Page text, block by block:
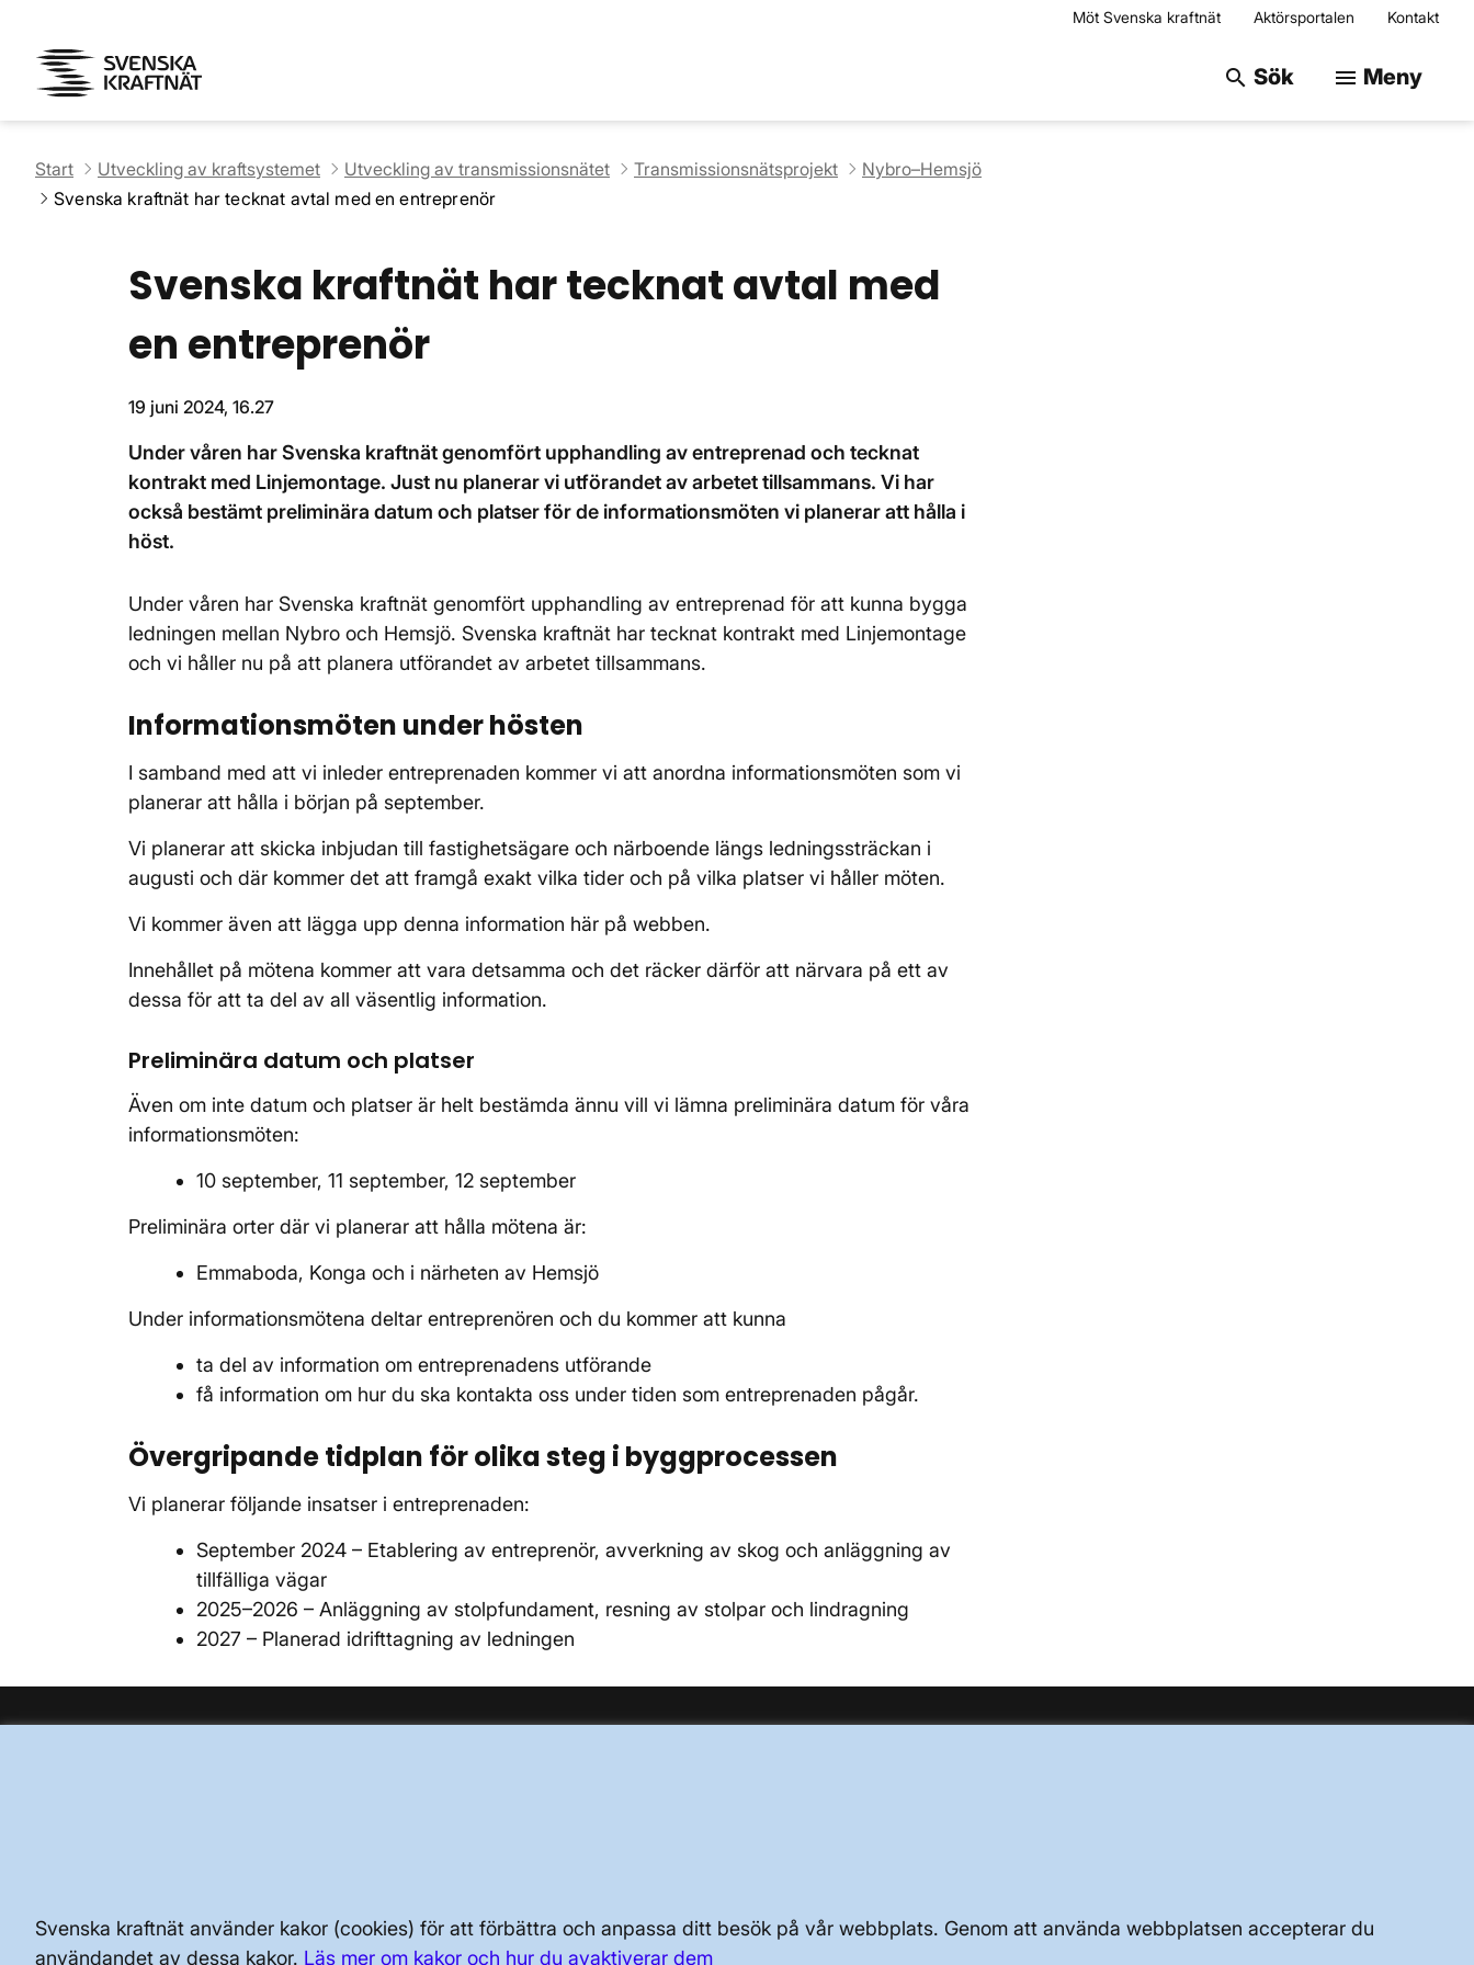
Möt Svenska kraftnät Aktörsportalen Kontakt
search Sök Sök på
menu Meny
Svenska kraftnät använder kakor (cookies) för att förbättra och anpassa ditt besök på vår webbplats. Genom att använda webbplatsen accepterar du
användandet av dessa kakor. Läs mer om kakor och hur du avaktiverar dem
Start Utveckling av kraftsystemet Utveckling av transmissionsnätet Transmissionsnätsprojekt
Nybro–Hemsjö
Svenska kraftnät har tecknat avtal med en entreprenör
Svenska kraftnät har tecknat avtal med
en entreprenör
19 juni 2024, 16.27
Under våren har Svenska kraftnät genomfört upphandling av entreprenad och tecknat
kontrakt med Linjemontage. Just nu planerar vi utförandet av arbetet tillsammans. Vi har
också bestämt preliminära datum och platser för de informationsmöten vi planerar att hålla i
höst.
Under våren har Svenska kraftnät genomfört upphandling av entreprenad för att kunna bygga
ledningen mellan Nybro och Hemsjö. Svenska kraftnät har tecknat kontrakt med Linjemontage
och vi håller nu på att planera utförandet av arbetet tillsammans.
Informationsmöten under hösten
I samband med att vi inleder entreprenaden kommer vi att anordna informationsmöten som vi
planerar att hålla i början på september.
Vi planerar att skicka inbjudan till fastighetsägare och närboende längs ledningssträckan i
augusti och där kommer det att framgå exakt vilka tider och på vilka platser vi håller möten.
Vi kommer även att lägga upp denna information här på webben.
Innehållet på mötena kommer att vara detsamma och det räcker därför att närvara på ett av
dessa för att ta del av all väsentlig information.
Preliminära datum och platser
Även om inte datum och platser är helt bestämda ännu vill vi lämna preliminära datum för våra
informationsmöten:
10 september, 11 september, 12 september
Preliminära orter där vi planerar att hålla mötena är:
Emmaboda, Konga och i närheten av Hemsjö
Under informationsmötena deltar entreprenören och du kommer att kunna
ta del av information om entreprenadens utförande
få information om hur du ska kontakta oss under tiden som entreprenaden pågår.
Övergripande tidplan för olika steg i byggprocessen
Vi planerar följande insatser i entreprenaden:
September 2024 – Etablering av entreprenör, avverkning av skog och anläggning av
tillfälliga vägar
2025–2026 – Anläggning av stolpfundament, resning av stolpar och lindragning
2027 – Planerad idrifttagning av ledningen